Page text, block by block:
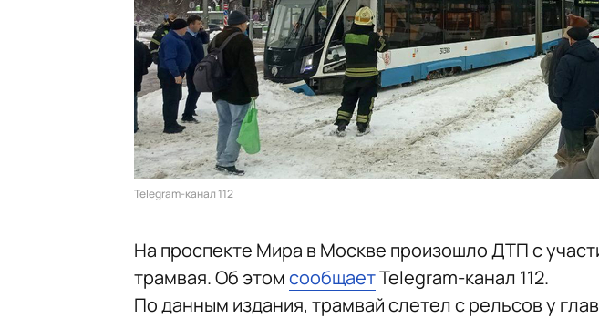
Telegram-канал 112
На проспекте Мира в Москве произошло ДТП с
трамвая. Об этомсообщаетTelegram-канал 112.
По данным издания, трамвай слетел с рельсов у